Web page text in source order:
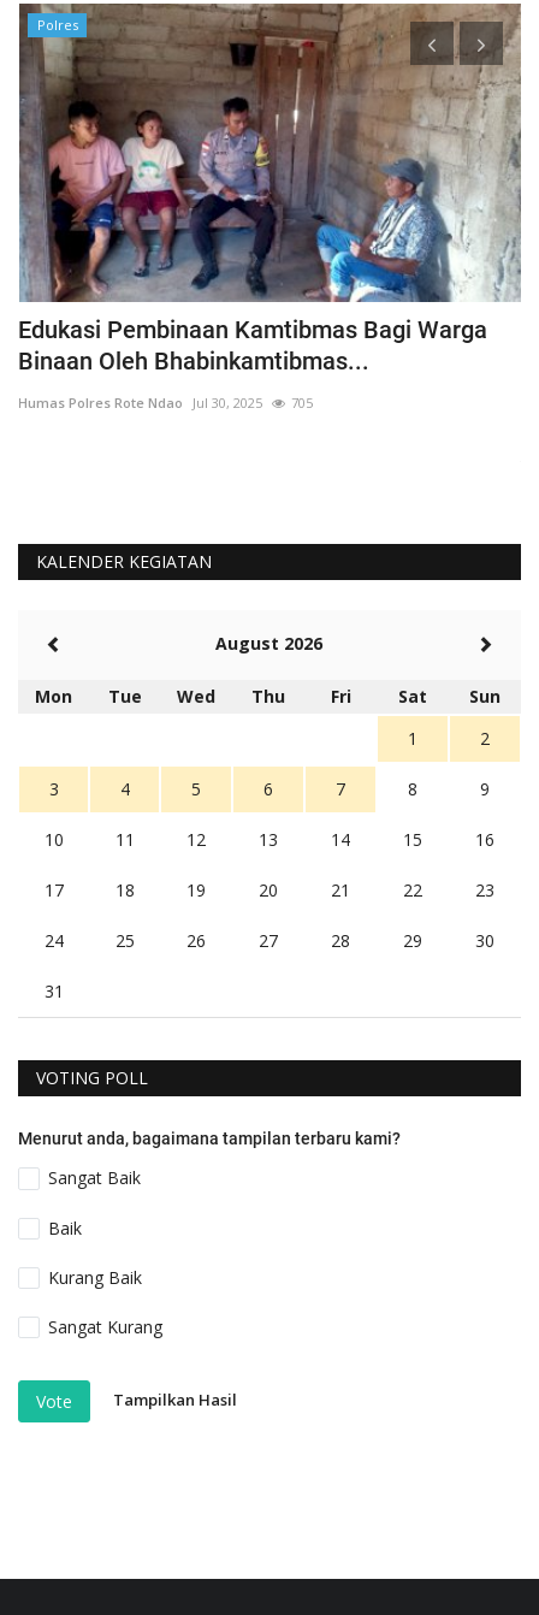
Polres
Edukasi Pembinaan Kamtibmas Bagi Warga
Binaan Oleh Bhabinkamtibmas...
Humas Polres Rote Ndao Jul 30, 2025 705
KALENDER KEGIATAN
August 2026
Mon Tue Wed Thu Fri Sat
Sun
1
2
3 4 5 6 7 8 9
10 11 12 13 14 15 16
17 18 19 20 21 22 23
24 25 26 27 28 29 30
31
VOTING POLL
Menurut anda, bagaimana tampilan terbaru kami?
Sangat Baik
Baik
Kurang Baik
Sangat Kurang
Vote Tampilkan Hasil